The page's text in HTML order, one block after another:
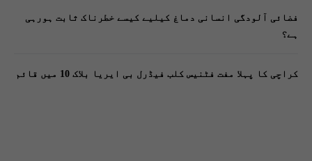
فضائی آلودگی انسانی دماغ کیلیے کیسے خطرناک ثابت ہورہی
ہے؟
کراچی کا پہلا مفت فٹنیس کلب فیڈرل بی ایریا بلاک 10 میں قائم